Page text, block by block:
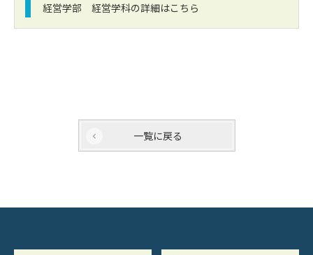
経営学部 経営学科の詳細はこちら
一覧に戻る